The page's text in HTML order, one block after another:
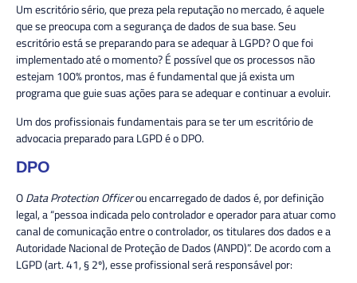
Um escritório sério, que preza pela reputação no mercado, é aquele
que se preocupa com a segurança de dados de sua base. Seu
escritório está se preparando para se adequar à LGPD? O que foi
implementado até o momento? É possível que os processos não
estejam 100% prontos, mas é fundamental que já exista um
programa que guie suas ações para se adequar e continuar a evoluir.
Um dos profissionais fundamentais para se ter um escritório de
advocacia preparado para LGPD é o DPO.
DPO
OData Protection Officerou encarregado de dados é, por definição
legal, a “pessoa indicada pelo controlador e operador para atuar como
canal de comunicação entre o controlador, os titulares dos dados e a
Autoridade Nacional de Proteção de Dados (ANPD)”. De acordo com a
LGPD (art. 41, § 2º), esse profissional será responsável por: